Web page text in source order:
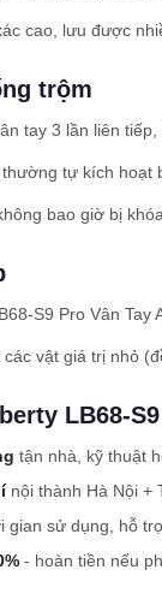
cao, lưu được
trộm
tay 3 lần liên
tự kích hoạt
bao giờ bị
S9 Pro Vân
vật giá trị nhỏ
LB68-
tận nhà, kỹ thuật
nội thành Hà Nội +
sử dụng, hỗ
- hoàn tiền nếu